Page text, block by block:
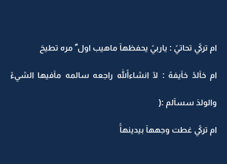
ام تركيً تحاتيً : ياربيً يحفظهآ ماهيب اول ً مره تطيحَ
ام خآلدً خآيفهً : لآ انشاءاللهً راجعه سالمه مآفيها الشيءً
والولدَ سسآلم :(
ام تركيً غطت وجههآ بيدينهآً